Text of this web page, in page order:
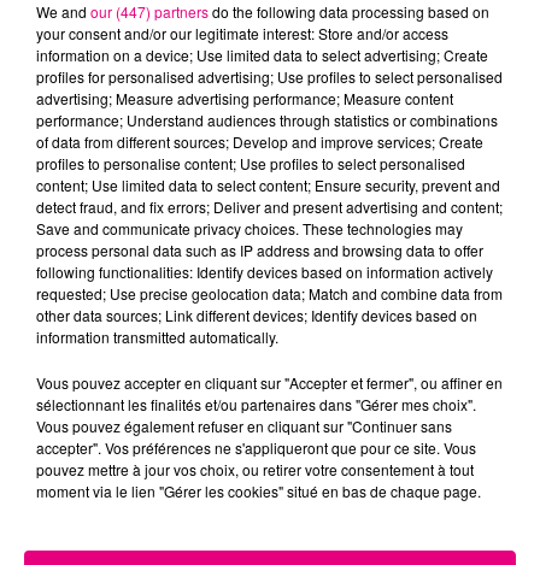
Cancer Lion Vierge
Balance Scorpion Sagittaire
We and our (447) partnersdo the following data processing based on
your consent and/or our legitimate interest: Store and/or access
information on a device; Use limited data to select advertising; Create
profiles for personalised advertising; Use profiles to select personalised
advertising; Measure advertising performance; Measure content
performance; Understand audiences through statistics or combinations
of data from different sources; Develop and improve services; Create
profiles to personalise content; Use profiles to select personalised
content; Use limited data to select content; Ensure security, prevent and
detect fraud, and fix errors; Deliver and present advertising and content;
Save and communicate privacy choices. These technologies may
process personal data such as IP address and browsing data to offer
following functionalities: Identify devices based on information actively
requested; Use precise geolocation data; Match and combine data from
other data sources; Link different devices; Identify devices based on
information transmitted automatically.
Vous pouvez accepter en cliquant sur "Accepter et fermer", ou affiner en
sélectionnant les finalités et/ou partenaires dans "Gérer mes choix".
Vous pouvez également refuser en cliquant sur "Continuer sans
accepter". Vos préférences ne s'appliqueront que pour ce site. Vous
pouvez mettre à jour vos choix, ou retirer votre consentement à tout
moment via le lien "Gérer les cookies" situé en bas de chaque page.